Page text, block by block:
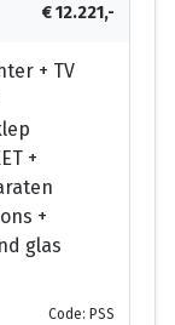
€ 12.221,-
+ TV
+
+
glas
Code: PSS